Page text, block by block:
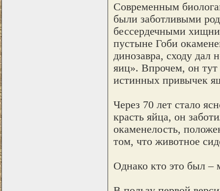
Современным
были заботливыми
бессердечными
пустыне Гоби
динозавра, сходу дал
яиц». Впрочем, он тут
истинных привычек
Через 70 лет стало
красть яйца, он
окаменелость,
том, что животное
Однако кто это был –